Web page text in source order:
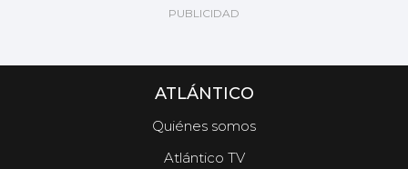
ATLÁNTICO
Quiénes somos
Atlántico TV